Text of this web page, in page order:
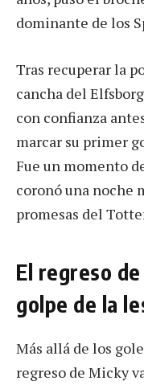
dominante de los
Tras recuperar la
cancha del
con confianza
marcar su primer
Fue un momento
coronó una noche
promesas del
El regreso
golpe de la
Más allá de los
regreso de Micky